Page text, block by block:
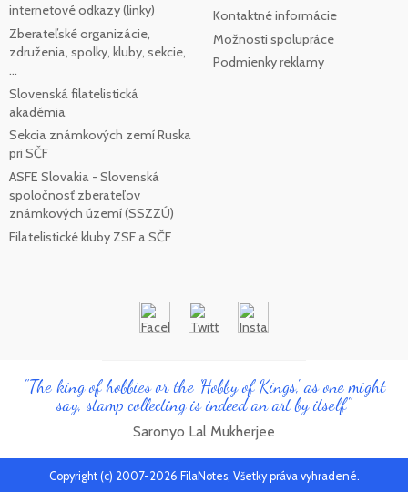
internetové odkazy (linky)
Zberateľské organizácie,
združenia, spolky, kluby, sekcie,
...
Slovenská filatelistická
akadémia
Sekcia známkových zemí Ruska
pri SČF
ASFE Slovakia - Slovenská
spoločnosť zberateľov
známkových území (SSZZÚ)
Filatelistické kluby ZSF a SČF
Kontaktné informácie
Možnosti spolupráce
Podmienky reklamy
"The king of hobbies or the 'Hobby of Kings', as one might
say, stamp collecting is indeed an art by itself"
Saronyo Lal Mukherjee
Copyright (c) 2007-2026 FilaNotes, Všetky práva vyhradené.